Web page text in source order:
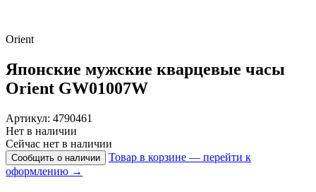
Orient
Японские мужские кварцевые часы
Orient GW01007W
Артикул: 4790461
Нет в наличии
Сейчас нет в наличии
Сообщить о наличии
Товар в корзине — перейти к
оформлению →